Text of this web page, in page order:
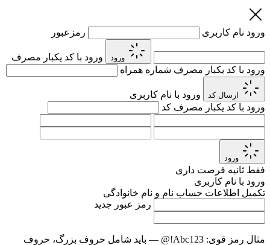
ورود نام کاربری رمزعبور
ورود
ورود با کد یکبار مصرف
ورود با کد یکبار مصرف شماره همراه
ارسال کد
ورود با نام کاربری
ورود با کد یکبار مصرف کد
ورود
فقط ثانیه فرصت داری
ورود با نام کاربری
تکمیل اطلاعات حساب نام و نام خانوادگی
رمز عبور جدید
مثال رمز قوی: Abc123!@
— باید شامل حروف بزرگ، حروف